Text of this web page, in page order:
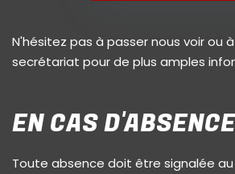
N'hésitez pas à passer nous voir ou
secrétariat pour de plus amples
EN CAS D'ABSENCE
Toute absence doit être signalée